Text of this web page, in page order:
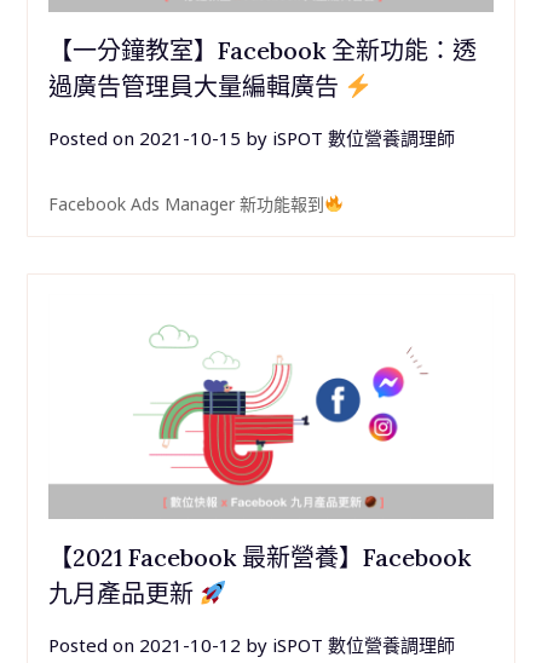
【一分鐘教室】Facebook 全新功能：透
過廣告管理員大量編輯廣告
Posted on 2021-10-15 by iSPOT 數位營養調理師
Facebook Ads Manager 新功能報到
【2021 Facebook 最新營養】Facebook
九月產品更新
Posted on 2021-10-12 by iSPOT 數位營養調理師